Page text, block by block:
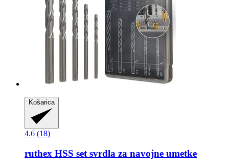
Košarica
4.6 (18)
ruthex HSS set svrdla za navojne umetke